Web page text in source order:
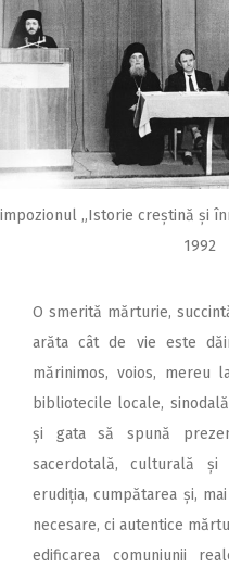
„Istorie creștină și
1992
O smerită mărturie,
arăta cât de vie este
mărinimos, voios, mereu
bibliotecile locale,
și gata să spună
sacerdotală, culturală și
erudiția, cumpătarea și,
necesare, ci autentice
edificarea comuniunii